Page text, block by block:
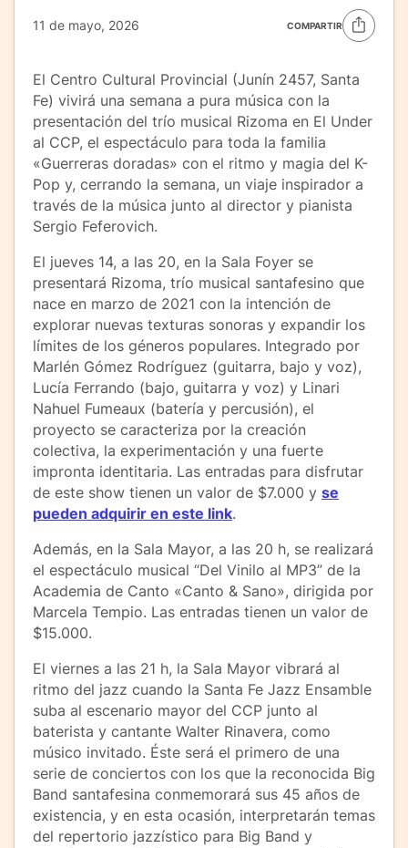
11 de mayo, 2026 COMPARTIR
El Centro Cultural Provincial (Junín 2457, Santa
Fe) vivirá una semana a pura música con la
presentación del trío musical Rizoma en El Under
al CCP, el espectáculo para toda la familia
«Guerreras doradas» con el ritmo y magia del K-
Pop y, cerrando la semana, un viaje inspirador a
través de la música junto al director y pianista
Sergio Feferovich.
El jueves 14, a las 20, en la Sala Foyer se
presentará Rizoma, trío musical santafesino que
nace en marzo de 2021 con la intención de
explorar nuevas texturas sonoras y expandir los
límites de los géneros populares. Integrado por
Marlén Gómez Rodríguez (guitarra, bajo y voz),
Lucía Ferrando (bajo, guitarra y voz) y Linari
Nahuel Fumeaux (batería y percusión), el
proyecto se caracteriza por la creación
colectiva, la experimentación y una fuerte
impronta identitaria. Las entradas para disfrutar
de este show tienen un valor de $7.000 y se
pueden adquirir en este link.
Además, en la Sala Mayor, a las 20 h, se realizará
el espectáculo musical “Del Vinilo al MP3” de la
Academia de Canto «Canto & Sano», dirigida por
Marcela Tempio. Las entradas tienen un valor de
$15.000.
El viernes a las 21 h, la Sala Mayor vibrará al
ritmo del jazz cuando la Santa Fe Jazz Ensamble
suba al escenario mayor del CCP junto al
baterista y cantante Walter Rinavera, como
músico invitado. Éste será el primero de una
serie de conciertos con los que la reconocida Big
Band santafesina conmemorará sus 45 años de
existencia, y en esta ocasión, interpretarán temas
del repertorio jazzístico para Big Band y